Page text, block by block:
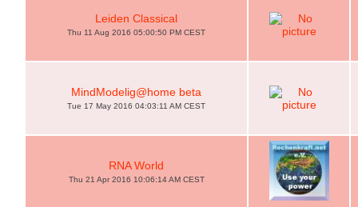
Leiden Classical
Thu 11 Aug 2016 05:00:50 PM CEST
MindModelig@home beta
Tue 17 May 2016 04:03:11 AM CEST
RNA World
Thu 21 Apr 2016 10:06:14 AM CEST